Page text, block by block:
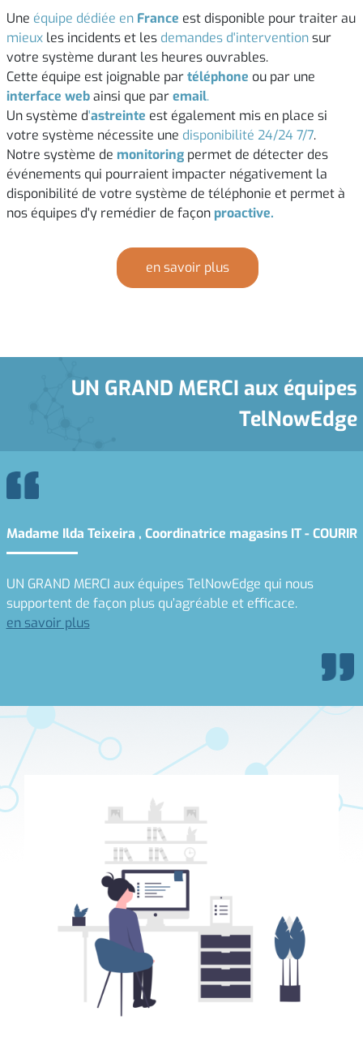
Une équipe dédiée en France est disponible pour traiter au
mieux les incidents et les demandes d'interventionsur
votre système durant les heures ouvrables.
Cette équipe est joignable partéléphone ou par une
interface webainsi que paremail.
Un système d'astreinte est également mis en place si
votre système nécessite une disponibilité 24/24 7/7.
Notre système de monitoringpermet de détecter des
événements qui pourraient impacter négativement la
disponibilité de votre système de téléphonie et permet à
nos équipes d'y remédier de façon proactive.
en savoir plus
UN GRAND MERCI aux équipes
TelNowEdge
Madame Ilda Teixeira , Coordinatrice magasins IT - COURIR
UN GRAND MERCI aux équipes TelNowEdge qui nous
supportent de façon plus qu’agréable et efficace.
en savoir plus